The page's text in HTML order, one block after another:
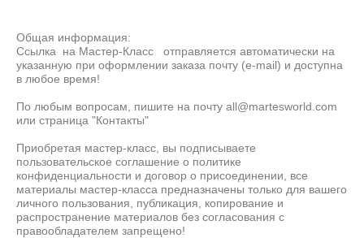
Общая информация:
Ссылка на Мастер-Класс отправляется автоматически на
указанную при оформлении заказа почту (e-mail) и доступна
в любое время!
По любым вопросам, пишите на почту all@martesworld.com
или страница "Контакты"
Приобретая мастер-класс, вы подписываете
пользовательское соглашение о политике
конфиденциальности и договор о присоединении, все
материалы мастер-класса предназначены только для вашего
личного пользования, публикация, копирование и
распространение материалов без согласования с
правообладателем запрещено!